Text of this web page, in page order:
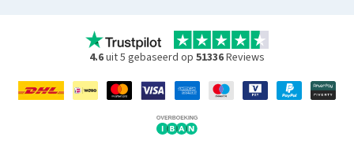
4.6uit 5 gebaseerd op 51336Reviews